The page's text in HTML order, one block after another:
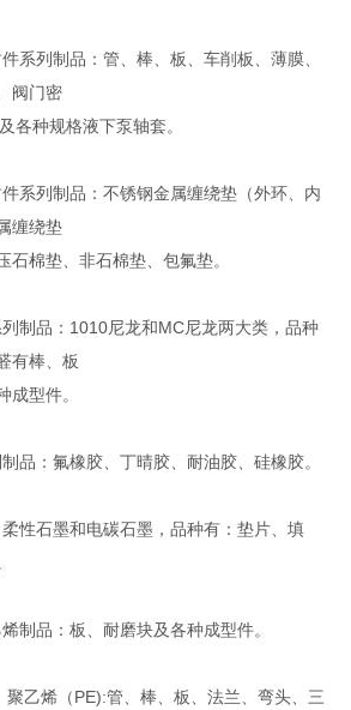
列制品：管、棒、板、车削板、薄膜、
阀门密
各种规格液下泵轴套。
系列制品：不锈钢金属缠绕垫（外环、内
缠绕垫
石棉垫、非石棉垫、包氟垫。
制品：1010尼龙和MC尼龙两大类，品种
有棒、板
成型件。
：氟橡胶、丁晴胶、耐油胶、硅橡胶。
性石墨和电碳石墨，品种有：垫片、填
制品：板、耐磨块及各种成型件。
乙烯（PE):管、棒、板、法兰、弯头、三